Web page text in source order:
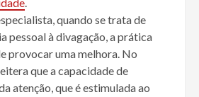
.
quando se trata de
pessoal à divagação, a prática
provocar uma melhora. No
que a capacidade de
atenção, que é estimulada ao